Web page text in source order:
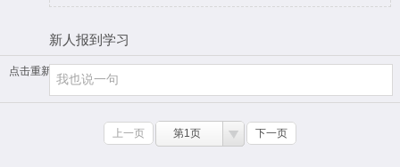
新人报到学习
点击重新加载
上一页 第1页 下一页